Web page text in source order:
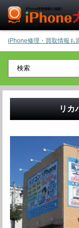
iPhone修理・買取情報も
リカ